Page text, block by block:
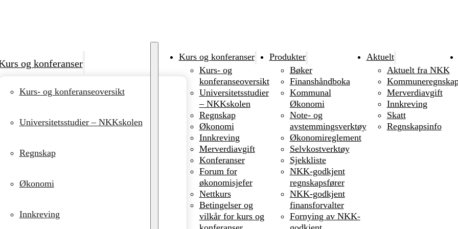
og konferanser
Kurs- og konferanseoversikt
Universitetsstudier – NKKskolen
Regnskap
Økonomi
Innkreving
Kurs og konferanser
Kurs- og
konferanseoversikt
Universitetsstudier
– NKKskolen
Regnskap
Økonomi
Innkreving
Merverdiavgift
Konferanser
Forum for
økonomisjefer
Nettkurs
Betingelser og
vilkår for kurs og
Produkter
Bøker
Finanshåndboka
Kommunal
Økonomi
Note- og
avstemmingsverktøy
Økonomireglement
Selvkostverktøy
Sjekkliste
NKK-godkjent
regnskapsfører
NKK-godkjent
finansforvalter
Fornying av NKK-
Aktuelt
Aktuelt fra NKK
Merverdiavgift
Innkreving
Skatt
Regnskapsinfo